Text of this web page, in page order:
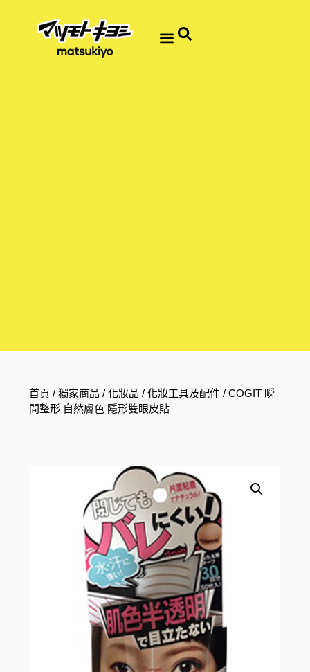
首頁 /獨家商品 /化妝品 /化妝工具及配件 / COGIT 瞬
間整形 自然膚色 隱形雙眼皮貼